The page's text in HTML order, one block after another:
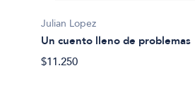
Julian Lopez
Un cuento lleno de problemas
$11.250